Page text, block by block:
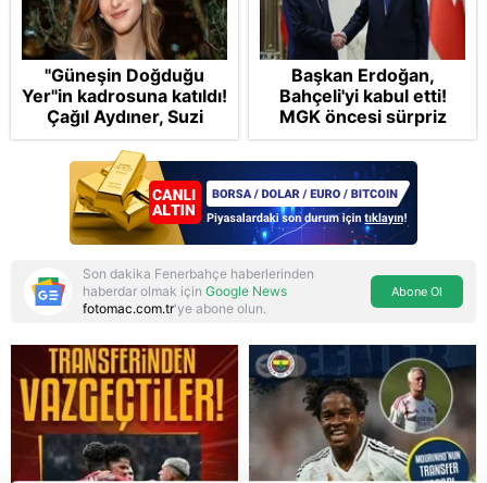
Reddet
"Güneşin Doğduğu
Yer"in kadrosuna katıldı!
Çağıl Aydıner, Suzi
karakteriyle geliyor
Başkan Erdoğan,
Bahçeli'yi kabul etti!
MGK öncesi sürpriz
zirve: Çerçeve Yasa
teklifi gündemde
Son dakika Fenerbahçe haberlerinden
haberdar olmak için Google News
fotomac.com.tr'ye abone olun.
Abone Ol